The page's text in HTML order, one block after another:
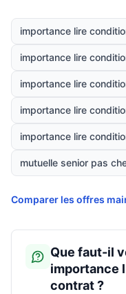
importance lire
importance lire
importance lire
importance lire
importance lire
mutuelle senior pas
Comparer les offres
Que faut-il
importance
contrat ?